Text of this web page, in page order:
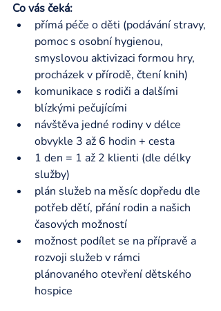
Co vás čeká:
přímá péče o děti (podávání stravy,
pomoc s osobní hygienou,
smyslovou aktivizaci formou hry,
procházek v přírodě, čtení knih)
komunikace s rodiči a dalšími
blízkými pečujícími
návštěva jedné rodiny v délce
obvykle 3 až 6 hodin + cesta
1 den = 1 až 2 klienti (dle délky
služby)
plán služeb na měsíc dopředu dle
potřeb dětí, přání rodin a našich
časových možností
možnost podílet se na přípravě a
rozvoji služeb v rámci
plánovaného otevření dětského
hospice